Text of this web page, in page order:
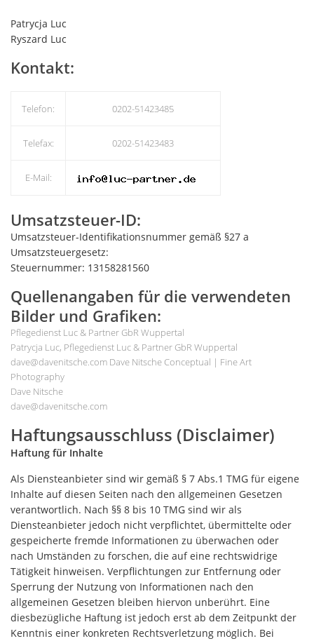
Patrycja Luc
Ryszard Luc
Kontakt:
Telefon: 0202-51423485
Telefax: 0202-51423483
E-Mail:
Umsatzsteuer-ID:
Umsatzsteuer-Identifikationsnummer gemäß §27 a
Umsatzsteuergesetz:
Steuernummer: 13158281560
Quellenangaben für die verwendeten
Bilder und Grafiken:
Pflegedienst Luc & Partner GbR Wuppertal
Patrycja Luc, Pflegedienst Luc & Partner GbR Wuppertal
dave@davenitsche.com Dave Nitsche Conceptual | Fine Art
Photography
Dave Nitsche
dave@davenitsche.com
Haftungsausschluss (Disclaimer)
Haftung für Inhalte
Als Diensteanbieter sind wir gemäß § 7 Abs.1 TMG für eigene
Inhalte auf diesen Seiten nach den allgemeinen Gesetzen
verantwortlich. Nach §§ 8 bis 10 TMG sind wir als
Diensteanbieter jedoch nicht verpflichtet, übermittelte oder
gespeicherte fremde Informationen zu überwachen oder
nach Umständen zu forschen, die auf eine rechtswidrige
Tätigkeit hinweisen. Verpflichtungen zur Entfernung oder
Sperrung der Nutzung von Informationen nach den
allgemeinen Gesetzen bleiben hiervon unberührt. Eine
diesbezügliche Haftung ist jedoch erst ab dem Zeitpunkt der
Kenntnis einer konkreten Rechtsverletzung möglich. Bei